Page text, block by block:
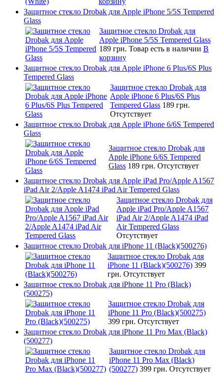
Защитное стекло Drobak для Apple iPhone 5/5S Tempered
Glass
Защитное стекло Drobak для
Apple iPhone 5/5S Tempered Glass
189 грн. Товар есть в наличии В
корзину
Защитное стекло Drobak для Apple iPhone 6 Plus/6S Plus
Tempered Glass
Защитное стекло Drobak для
Apple iPhone 6 Plus/6S Plus
Tempered Glass 189 грн.
Отсутствует
Защитное стекло Drobak для Apple iPhone 6/6S Tempered
Glass
Защитное стекло Drobak для
Apple iPhone 6/6S Tempered
Glass 189 грн. Отсутствует
Защитное стекло Drobak для Apple iPad Pro/Apple A1567
iPad Air 2/Apple A1474 iPad Air Tempered Glass
Защитное стекло Drobak для
Apple iPad Pro/Apple A1567
iPad Air 2/Apple A1474 iPad
Air Tempered Glass
Отсутствует
Защитное стекло Drobak для iPhone 11 (Black)(500276)
Защитное стекло Drobak для
iPhone 11 (Black)(500276) 399
грн. Отсутствует
Защитное стекло Drobak для iPhone 11 Pro (Black)
(500275)
Защитное стекло Drobak для
iPhone 11 Pro (Black)(500275)
399 грн. Отсутствует
Защитное стекло Drobak для iPhone 11 Pro Max (Black)
(500277)
Защитное стекло Drobak для
iPhone 11 Pro Max (Black)
(500277) 399 грн. Отсутствует